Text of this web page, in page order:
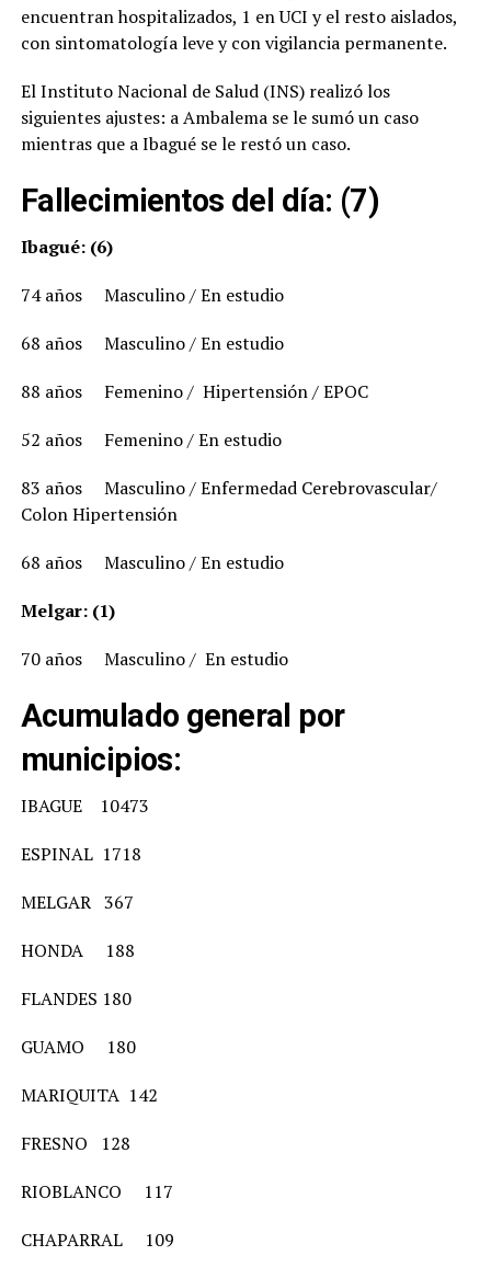
encuentran hospitalizados, 1 en UCI y el resto aislados,
con sintomatología leve y con vigilancia permanente.
El Instituto Nacional de Salud (INS) realizó los
siguientes ajustes: a Ambalema se le sumó un caso
mientras que a Ibagué se le restó un caso.
Fallecimientos del día: (7)
Ibagué: (6)
74 años Masculino / En estudio
68 años Masculino / En estudio
88 años Femenino / Hipertensión / EPOC
52 años Femenino / En estudio
83 años Masculino / Enfermedad Cerebrovascular/
Colon Hipertensión
68 años Masculino / En estudio
Melgar: (1)
70 años Masculino / En estudio
Acumulado general por
municipios:
IBAGUE 10473
ESPINAL 1718
MELGAR 367
HONDA 188
FLANDES 180
GUAMO 180
MARIQUITA 142
FRESNO 128
RIOBLANCO 117
CHAPARRAL 109